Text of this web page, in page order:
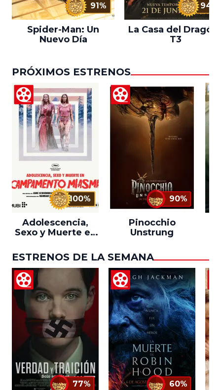
91%
Spider-Man: Un
Nuevo Día
94%
La Casa del Dragón
T3
PRÓXIMOS ESTRENOS
100%
Adolescencia,
Sexo y Muerte en
Miasma
90%
Pinocchio
Unstrung
ESTRENOS DE LA SEMANA
77% 60%